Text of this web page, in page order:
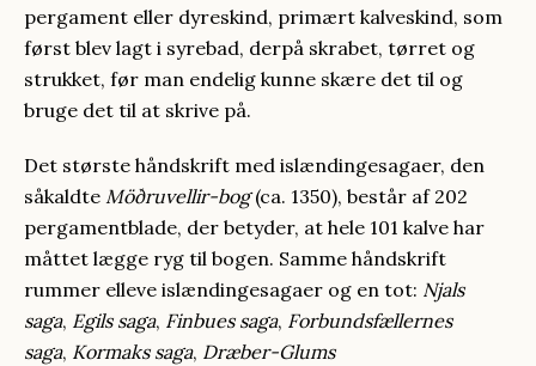
pergament eller dyreskind, primært kalveskind, som
først blev lagt i syrebad, derpå skrabet, tørret og
strukket, før man endelig kunne skære det til og
bruge det til at skrive på.
Det største håndskrift med islændingesagaer, den
såkaldte Möðruvellir-bog(ca. 1350), består af 202
pergamentblade, der betyder, at hele 101 kalve har
måttet lægge ryg til bogen. Samme håndskrift
rummer elleve islændingesagaer og en tot: Njals
saga, Egils saga, Finbues saga, Forbundsfællernes
saga, Kormaks saga, Dræber-Glums